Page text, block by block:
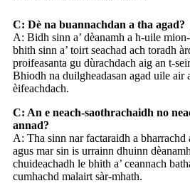
C: Dè na buannachdan a tha agad?
A: Bidh sinn a’ dèanamh a h-uile
bhith sinn a’ toirt seachad ach toradh
proifeasanta gu dùrachdach aig an t-
Bhiodh na duilgheadasan agad uile air
èifeachdach.
C: An e neach-saothrachaidh no
annad?
A: Tha sinn nar factaraidh a bharrachd
agus mar sin is urrainn dhuinn
chuideachadh le bhith a’ ceannach
cumhachd malairt sàr-mhath.